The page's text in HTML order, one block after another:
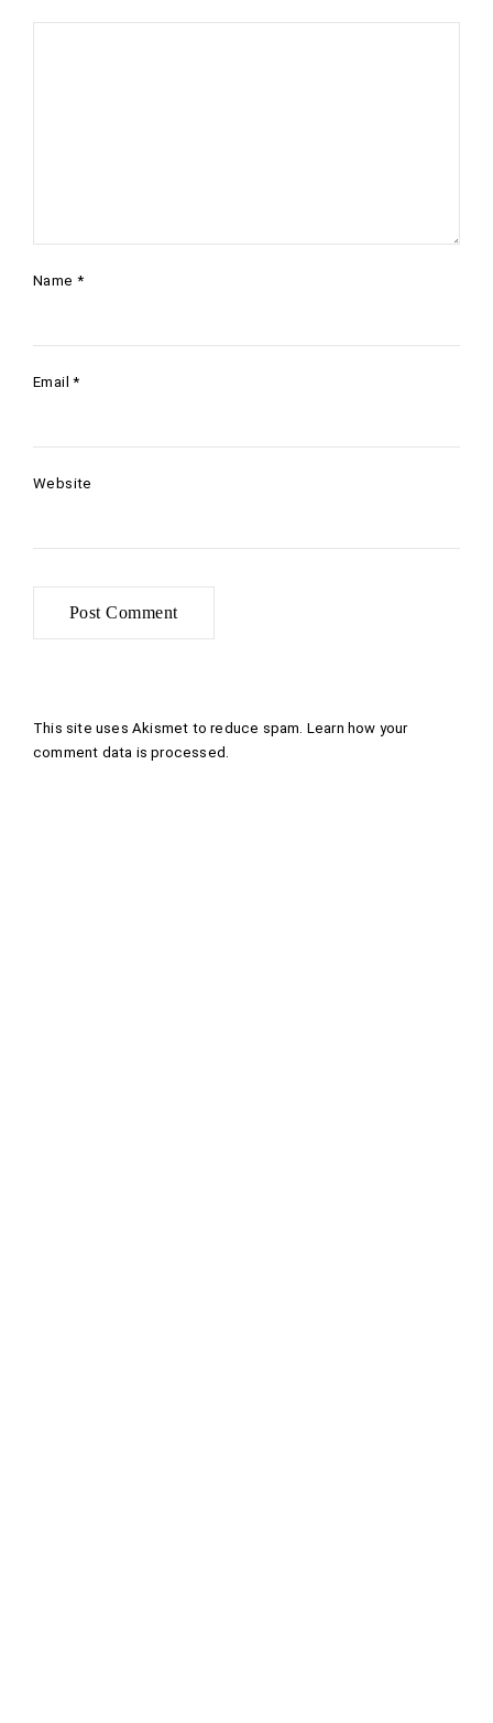
Name *
Email*
Website
This site uses Akismet to reduce spam. Learn how your
comment data is processed .